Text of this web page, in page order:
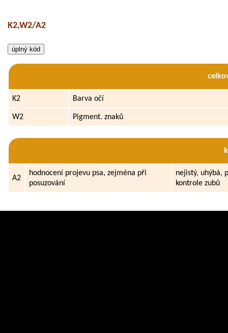
K2,W2/A2
K2 Barva očí
W2 Pigment. znaků
A2
hodnocení projevu psa, zejména při
posuzování
nejistý, uhýbá,
kontrole zubů